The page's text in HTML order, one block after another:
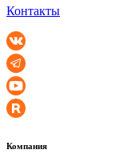
Контакты
Компания